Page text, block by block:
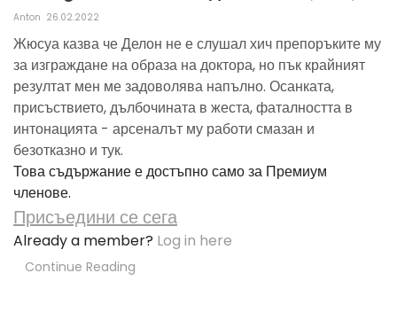
Anton 26.02.2022
Жюсуа казва че Делон не е слушал хич препоръките му
за изграждане на образа на доктора, но пък крайният
резултат мен ме задоволява напълно. Осанката,
присъствието, дълбочината в жеста, фаталността в
интонацията - арсеналът му работи смазан и
безотказно и тук.
Това съдържание е достъпно само за Премиум
членове.
Присъедини се сега
Already a member? Log in here
Continue Reading